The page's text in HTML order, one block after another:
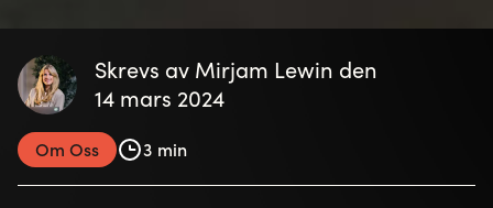
Skrevs av Mirjam Lewin den
14 mars 2024
Om Oss 3 min